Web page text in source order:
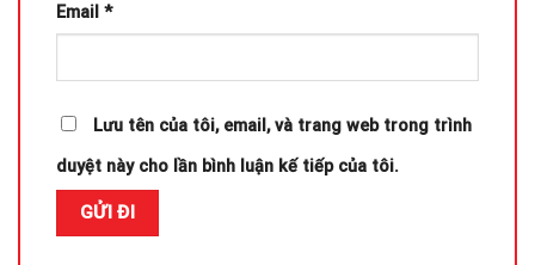
Email *
Lưu tên của tôi, email, và trang web trong trình
duyệt này cho lần bình luận kế tiếp của tôi.